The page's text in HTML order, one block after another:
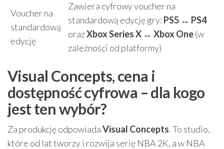
Voucher na
standardową
edycję
Zawiera cyfrowy voucher na
standardową edycję gry: PS5 ↔ PS4
orazXbox Series X ↔ Xbox One(w
zależności od platformy)
Visual Concepts, cena i
dostępność cyfrowa – dla kogo
jest ten wybór?
Za produkcję odpowiadaVisual Concepts. To studio,
które od lat tworzy i rozwija serię NBA 2K, a w NBA